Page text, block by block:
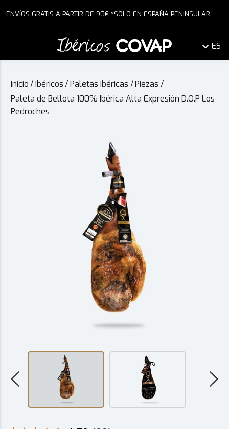
ENVÍOS GRATIS A PARTIR DE 90€ *SOLO EN ESPAÑA PENINSULAR
ES
Inicio /Ibéricos /Paletas ibéricas /Piezas /
Paleta de Bellota 100% Ibérica Alta Expresión D.O.P Los
Pedroches